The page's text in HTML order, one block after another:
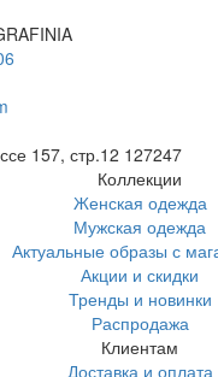
157, стр.12 127247
Коллекции
Женская одежда
Мужская одежда
Актуальные образы с
Акции и скидки
Тренды и новинки
Распродажа
Клиентам
Доставка и оплата